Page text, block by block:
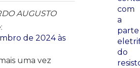
AUGUSTO
de 2024 às
uma vez
com
a
parte
do